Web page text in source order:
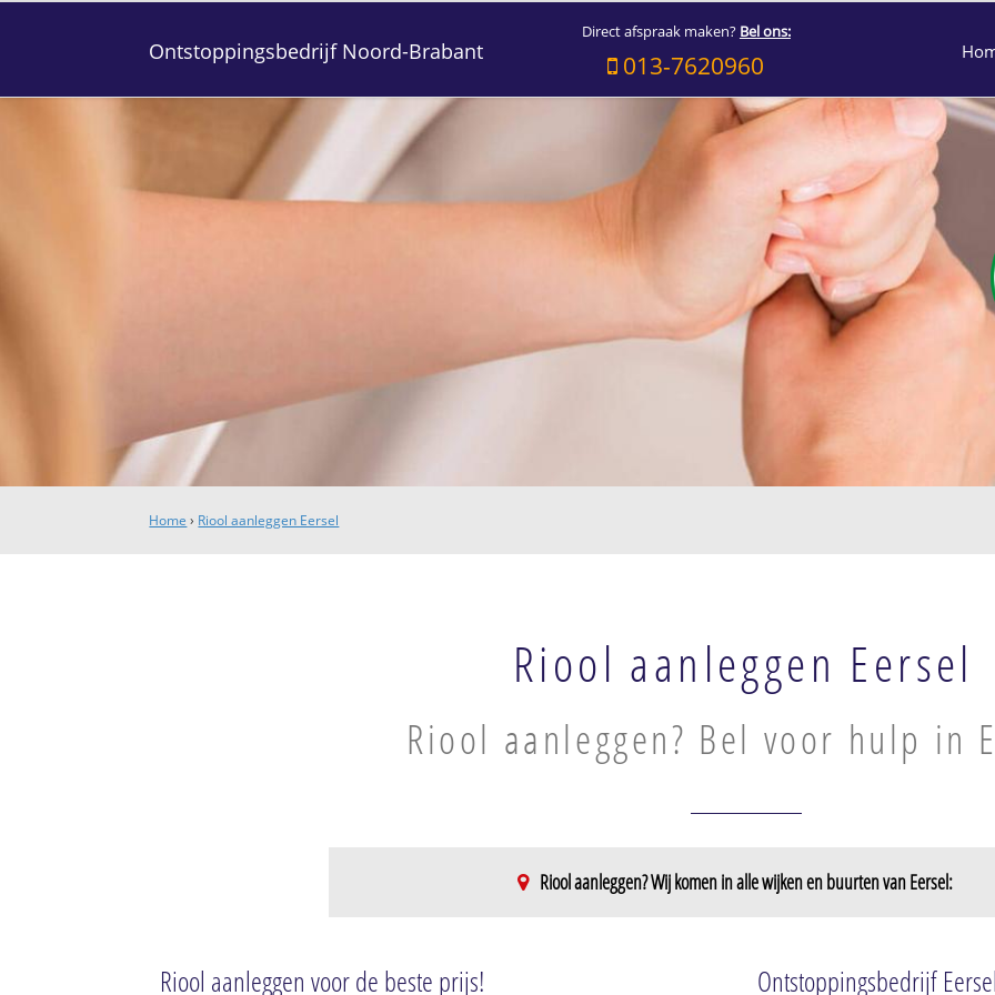
Ontstoppingsbedrijf Noord-Brabant
Direct afspraak maken? Bel ons:
013-7620960
Home › Riool aanleggen Eersel
Riool aanleggen Eersel
Riool aanleggen? Bel voor hulp in
Riool aanleggen? Wij komen in alle wijken en buurten van Eersel:
Molenakkers
Riool aanleggen voor de beste prijs! Ontstoppingsbedrijf Eersel